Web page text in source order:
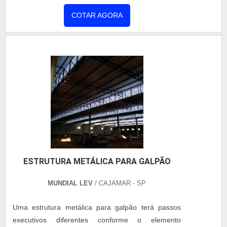
acabamento conforme o ambiente de exposição,
Corte e Conformação (realizados por processos
mecânicos, térmicos ou oxicorte, garantindo
precisão dimensional) Rebarbação obrigatória das
peças cortadas. Inspeção de soldas e qualidade de
pintura. PROTEÇÃO SUPERFICIAL Limpeza Pintura
(aplicação de tinta anticorrosiva, conforme
especificado em projeto) Primer Epóxi; Acabamento
em tinta Poliuretano, Epóxi ou conforme exposição
(indústria, marítima etc.). TRANSPORTE Proteção
Amarração com cintas que não danifiquem a pintura
INSTALAÇÃO Preparação do Local Verificação da
fundação e do prumo dos chumbadores. Limpeza e
quem busca qualidade com rapidez. Diferenciais
das nossas estruturas metálicas: Instalação prática
Versatilidade para atender diferentes segmentos e
necessidades Sustentabilidade, com materiais
recicláveis e menor impacto ambiental Além das
estruturas, também oferecemos coberturas de alto
padrão, disponíveis em aluzinco comum ou com
isolamento térmico e acústico, garantindo mais
conforto e proteção aos seus espaços.
COTAR AGORA
ESTRUTURA METÁLICA PARA GALPÃO
MUNDIAL LEV / CAJAMAR - SP
Uma estrutura metálica para galpão terá passos
executivos diferentes conforme o elemento